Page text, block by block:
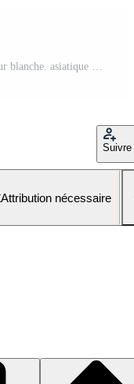
main en portant un invisible objet, isolé sur blanche. asiatique Masculin main dans une geste de donnant ou saisissant, parfait pour concepts de interaction et communication. proche en haut vue Photo Gratuite
Suivre
Attribution nécessaire